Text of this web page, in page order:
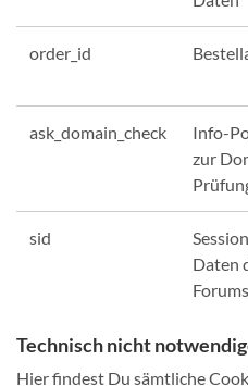
order_id
ask_domain_check
Info-
zur
sid
Daten
Forums
Technisch nicht
Hier findest Du sämtliche